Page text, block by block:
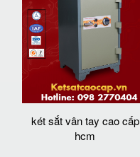
két sắt vân tay cao cấp
hcm